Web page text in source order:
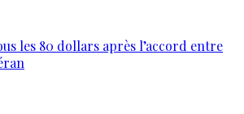
les 80 dollars après l’accord entre